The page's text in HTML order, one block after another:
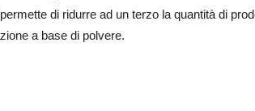
di ridurre ad un terzo la quantità di
a base di polvere.